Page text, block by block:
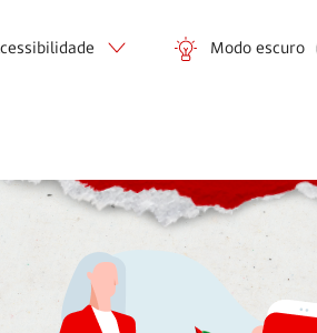
Modo escuro